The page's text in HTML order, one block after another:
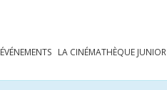
ÉVÉNEMENTS LA CINÉMATHÈQUE JUNIOR